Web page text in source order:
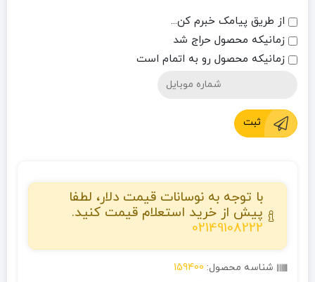
از طریق پیامک خبرم کن...
زمانیکه محصول حراج شد
زمانیکه محصول رو به اتمام است
ثبت
با توجه به نوسانات قیمت دلار، لطفا
پیش از خرید استعلام قیمت کنید.
02149108222
شناسه محصول: 159400